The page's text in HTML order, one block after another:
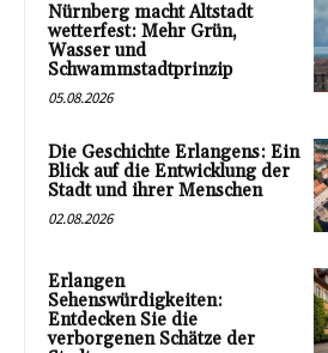
Nürnberg macht Altstadt
wetterfest: Mehr Grün,
Wasser und
Schwammstadtprinzip
05.08.2026
Die Geschichte Erlangens: Ein
Blick auf die Entwicklung der
Stadt und ihrer Menschen
02.08.2026
Erlangen
Sehenswürdigkeiten:
Entdecken Sie die
verborgenen Schätze der